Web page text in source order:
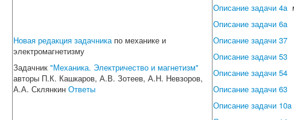
Новая редакция задачникапо механике и
электромагнетизму
Задачник "Механика. Электричество и магнетизм"
авторы П.К. Кашкаров, А.В. Зотеев, А.Н. Невзоров,
А.А. Склянкин Ответы
Описание задачи 4a
Описание задачи 6a
Описание задачи 37
Описание задачи 53
Описание задачи 54
Описание задачи 63
Описание задачи 10a